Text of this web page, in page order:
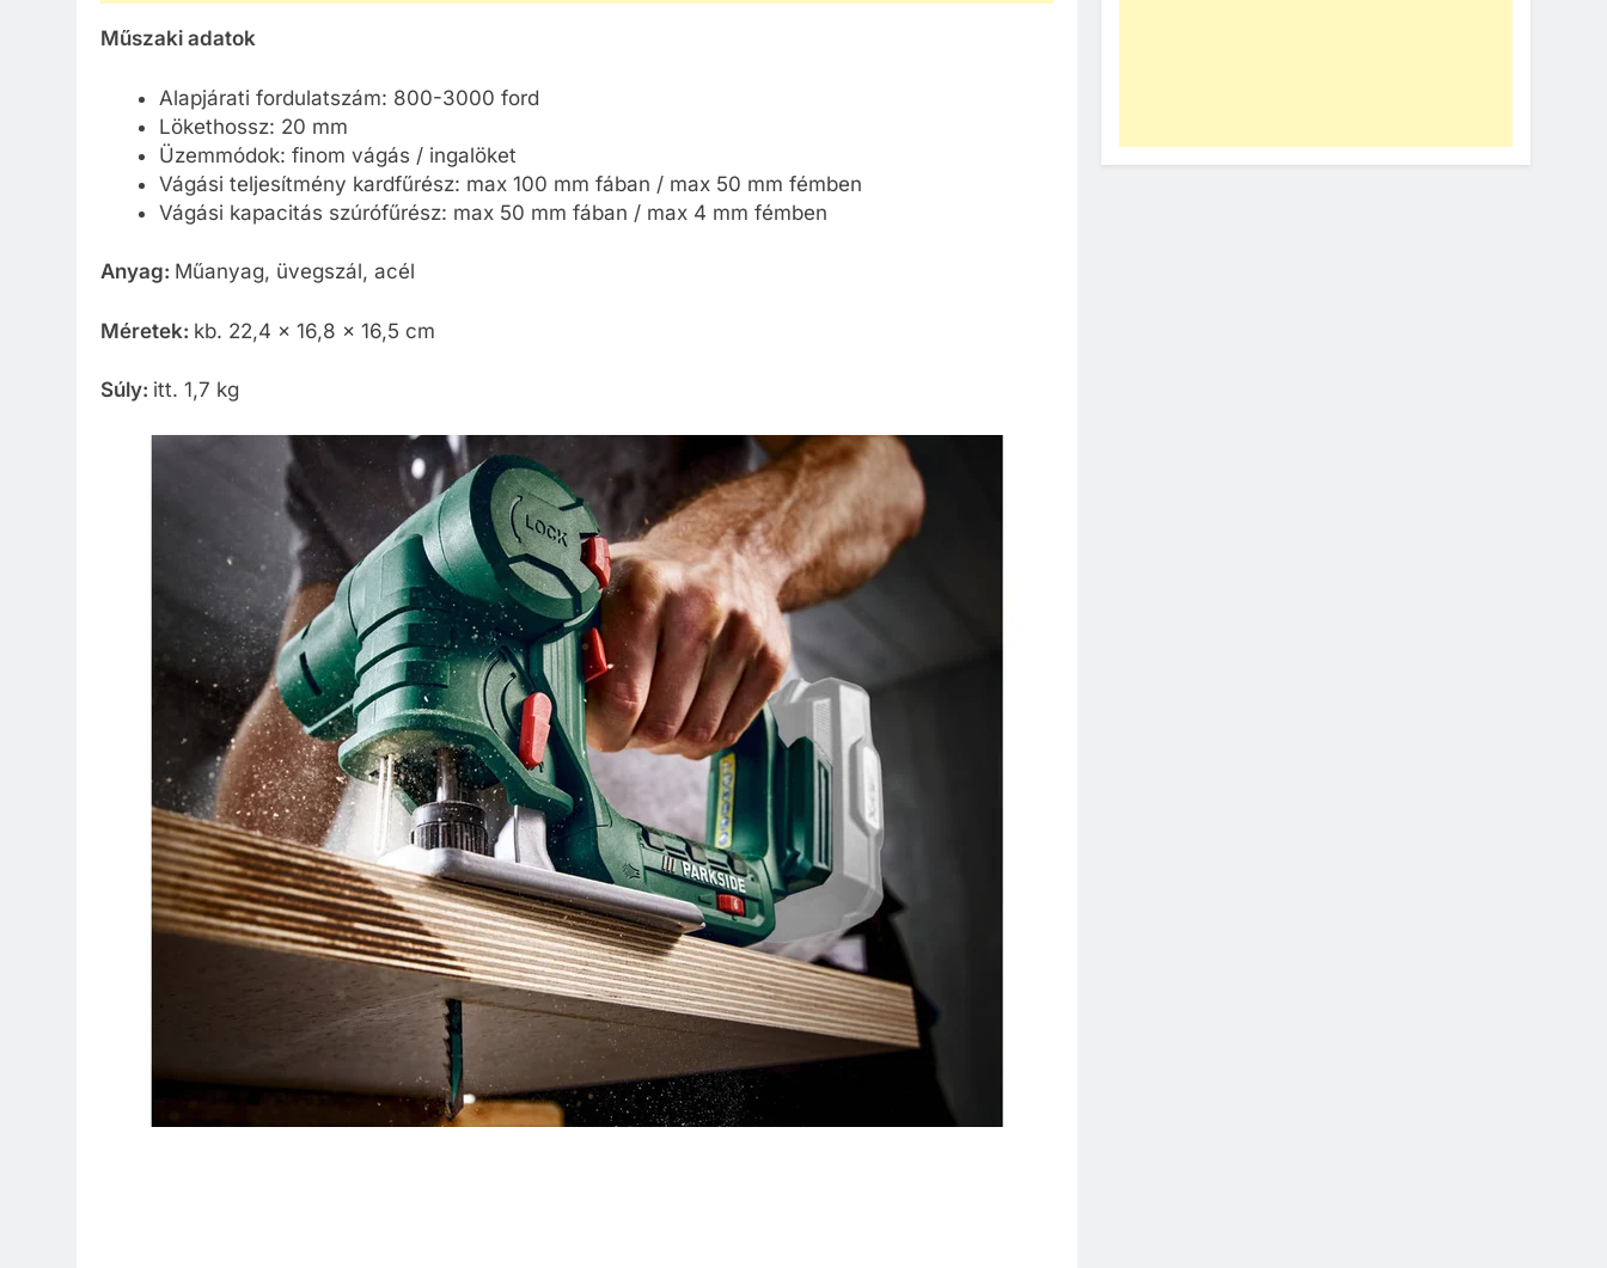
Műszaki adatok
Alapjárati fordulatszám: 800-3000 ford
Lökethossz: 20 mm
Üzemmódok: finom vágás / ingalöket
Vágási teljesítmény kardfűrész: max 100 mm fában / max 50 mm fémben
Vágási kapacitás szúrófűrész: max 50 mm fában / max 4 mm fémben
Anyag: Műanyag, üvegszál, acél
Méretek: kb. 22,4 x 16,8 x 16,5 cm
Súly: itt. 1,7 kg